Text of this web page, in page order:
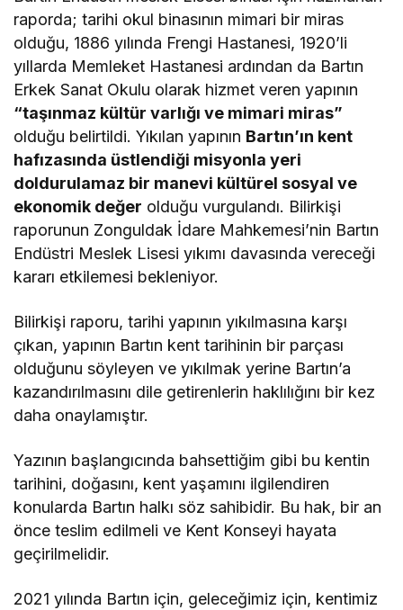
raporda; tarihi okul binasının mimari bir miras
olduğu, 1886 yılında Frengi Hastanesi, 1920’li
yıllarda Memleket Hastanesi ardından da Bartın
Erkek Sanat Okulu olarak hizmet veren yapının
“taşınmaz kültür varlığı ve mimari miras”
olduğu belirtildi. Yıkılan yapının Bartın’ın kent
hafızasında üstlendiği misyonla yeri
doldurulamaz bir manevi kültürel sosyal ve
ekonomik değer olduğu vurgulandı. Bilirkişi
raporunun Zonguldak İdare Mahkemesi’nin Bartın
Endüstri Meslek Lisesi yıkımı davasında vereceği
kararı etkilemesi bekleniyor.
Bilirkişi raporu, tarihi yapının yıkılmasına karşı
çıkan, yapının Bartın kent tarihinin bir parçası
olduğunu söyleyen ve yıkılmak yerine Bartın’a
kazandırılmasını dile getirenlerin haklılığını bir kez
daha onaylamıştır.
Yazının başlangıcında bahsettiğim gibi bu kentin
tarihini, doğasını, kent yaşamını ilgilendiren
konularda Bartın halkı söz sahibidir. Bu hak, bir an
önce teslim edilmeli ve Kent Konseyi hayata
geçirilmelidir.
2021 yılında Bartın için, geleceğimiz için, kentimiz